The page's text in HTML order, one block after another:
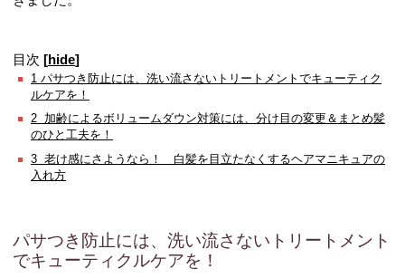
目次 [hide]
1 パサつき防止には、洗い流さないトリートメントでキューティク
ルケアを！
2 加齢によるボリュームダウン対策には、分け目の変更＆まとめ髪
のひと工夫を！
3 老け感にさようなら！ 白髪を目立たなくするヘアマニキュアの
入れ方
パサつき防止には、洗い流さないトリートメント
でキューティクルケアを！